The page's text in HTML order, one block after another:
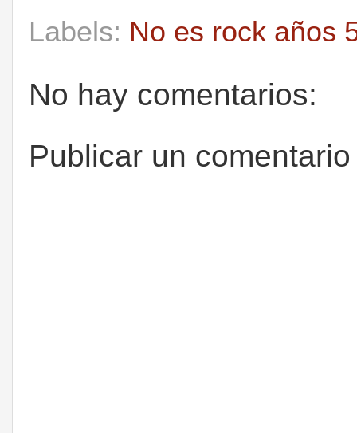
Labels: No es rock años
No hay comentarios:
Publicar un comentario